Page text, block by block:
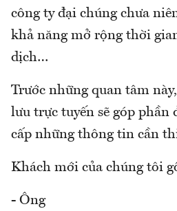
công ty đại chúng chưa
khả năng mở rộng thời
dịch…
Trước những quan tâm
lưu trực tuyến sẽ góp phần
cấp những thông tin cần
Khách mới của chúng tôi
- Ông